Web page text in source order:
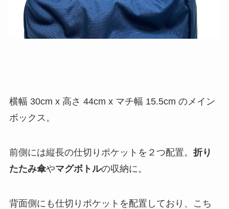
横幅 30cm x 高さ 44cm x マチ幅 15.5cm のメイン
ボックス。
前側には縦長の仕切りポケットを２つ配置。 折り
たたみ傘やマグボトルの収納に。
背面側にも仕切りポケットを配置しており、こち